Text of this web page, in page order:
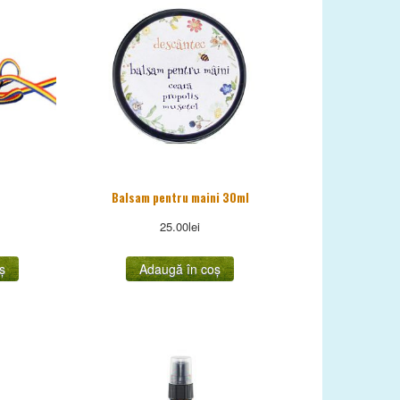
Balsam pentru maini 30ml
25.00lei
Adaugă în coș